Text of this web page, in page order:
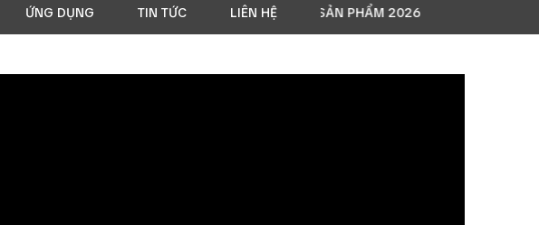
ỨNG DỤNG TIN TỨC LIÊN HỆSẢN PHẨM 2026